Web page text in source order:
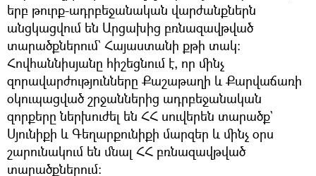
երբ թուրք-ադրբեջանական վարժանքներն
անցկացվում են Արցախից բռնազավթված
տարածքներում` Հայաստանի քթի տակ։
Հովհաննիսյանը հիշեցնում է, որ մինչ
զորավարժությունները Քաշաթաղի և Քարվաճառի
օկուպացված շրջաններից ադրբեջանական
զորքերը ներխուժել են ՀՀ սուվերեն տարածք`
Սյունիքի և Գեղարքունիքի մարզեր և մինչ օրս
շարունակում են մնալ ՀՀ բռնազավթված
տարածքներում։